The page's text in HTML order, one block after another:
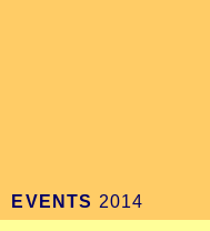
EVENTS 2014